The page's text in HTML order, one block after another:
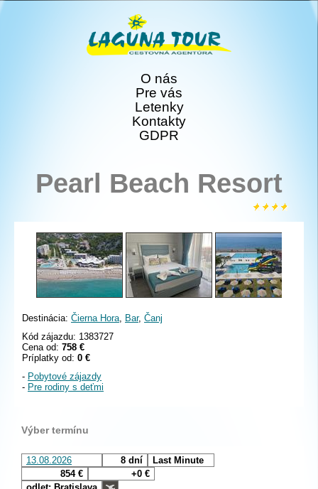
O nás
Pre vás
Letenky
Kontakty
GDPR
Pearl Beach Resort
Destinácia: Čierna Hora, Bar, Čanj
Kód zájazdu: 1383727
Cena od: 758 €
Príplatky od: 0 €
- Pobytové zájazdy
- Pre rodiny s deťmi
Výber termínu
13.08.2026 8 dní
Last Minute
854 €
+0 €